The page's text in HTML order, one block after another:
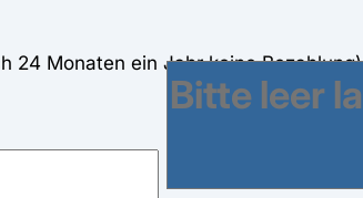
24 Monaten ein Jahr keine Bezahlung)